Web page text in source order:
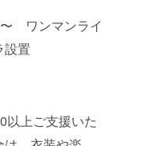
〜 ワンマンライ
設置
以上ご支援いた